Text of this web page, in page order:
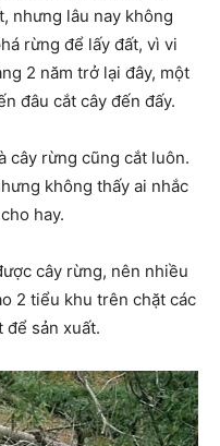
nhưng lâu nay không
rừng để lấy đất, vì vi
2 năm trở lại đây, một
đâu cắt cây đến đấy.
cây rừng cũng cắt luôn.
không thấy ai nhắc
hay.
cây rừng, nên nhiều
2 tiểu khu trên chặt các
để sản xuất.